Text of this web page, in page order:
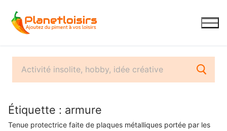
contenu
Étiquette : armure
Tenue protectrice faite de plaques métalliques portée par les